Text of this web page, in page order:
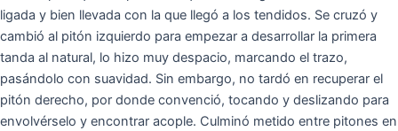
ligada y bien llevada con la que llegó a los tendidos. Se cruzó y
cambió al pitón izquierdo para empezar a desarrollar la primera
tanda al natural, lo hizo muy despacio, marcando el trazo,
pasándolo con suavidad. Sin embargo, no tardó en recuperar el
pitón derecho, por donde convenció, tocando y deslizando para
envolvérselo y encontrar acople. Culminó metido entre pitones en